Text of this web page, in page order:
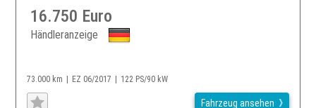
16.750 Euro
Händleranzeige
73.000 km EZ 06/2017 122 PS/90 kW
Fahrzeug ansehen